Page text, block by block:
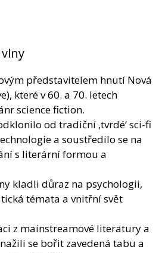
představitelem hnutí Nová
které v 60. a 70. letech
science fiction.
od tradiční ‚tvrdé‘ sci-fi
a soustředilo se na
s literární formou a
kladli důraz na psychologii,
témata a vnitřní svět
z mainstreamové literatury a
se bořit zavedená tabu a